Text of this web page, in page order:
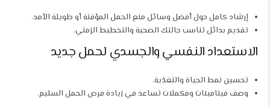
إرشاد كامل حول أفضل وسائل منع الحمل المؤقتة أو طويلة الأمد.
تقديم بدائل تناسب حالتك الصحية والتخطيط الزمني.
الاستعداد النفسي والجسدي لحمل جديد
تحسين نمط الحياة والتغذية.
وصف فيتامينات ومكملات تساعد في زيادة فرص الحمل السليم.